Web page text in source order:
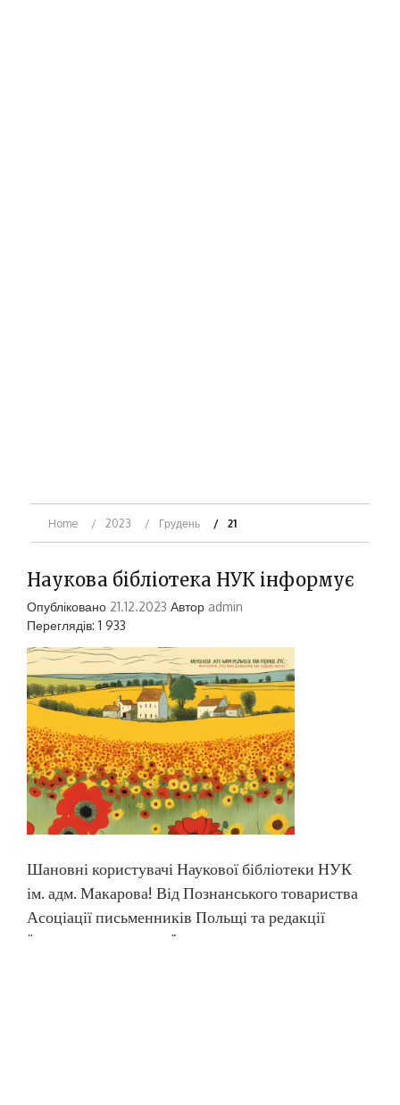
Home 2023 Грудень 21
Наукова бібліотека НУК інформує
Опубліковано 21.12.2023 Автор admin
Переглядів: 1 933
Шановні користувачі Наукової бібліотеки НУК
ім. адм. Макарова! Від Познанського товариства
Асоціації письменників Польщі та редакції
“Поетичних Зошитів” Наукова бібліотека НУК